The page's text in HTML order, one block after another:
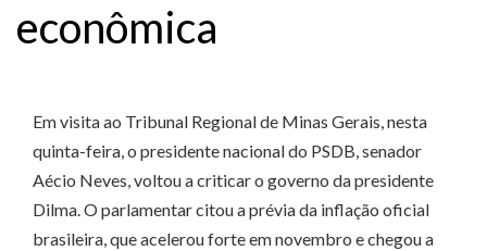
econômica
Em visita ao Tribunal Regional de Minas Gerais, nesta
quinta-feira, o presidente nacional do PSDB, senador
Aécio Neves, voltou a criticar o governo da presidente
Dilma. O parlamentar citou a prévia da inflação oficial
brasileira, que acelerou forte em novembro e chegou a